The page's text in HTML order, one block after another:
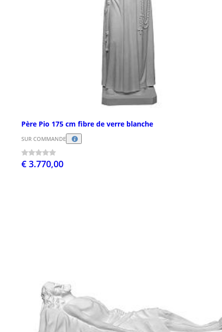
Père Pio 175 cm fibre de verre blanche
SUR COMMANDE
€ 3.770,00